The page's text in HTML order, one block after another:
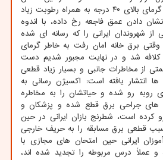
که مردمانش در خردادماه گرمای بالای ۴۰ درجه به همراه رطوبت زیاد
دادن عمق فاجعه رخ داده، با اندوه
از شهروندان ایرانی را که رسانه ای شده
برق خانه امان رفت به خاطر گرمای
کلافه شد و در نهایت مجبور شدیم دست
ببندیم». ۲- قسمتی از مخاطرات جانبی و بسیار زیاد قطعی
ها انتشار یافته است: اکسیژن رسانی به
روبه رو شده و حیاتشان را به مخاطره
های جراحی برق قطع شده و پزشکان و
کرده است، شطرنج بازان ایرانی در حین
قطعی برق مسابقه را به حریف خارجی
ایرانی حین امتحان های مجازی با
عملاً درس مربوطه را تجدید شده اند،